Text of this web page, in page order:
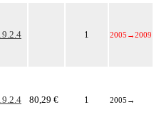
1 2005 →2009
80,29 € 1 2005 →